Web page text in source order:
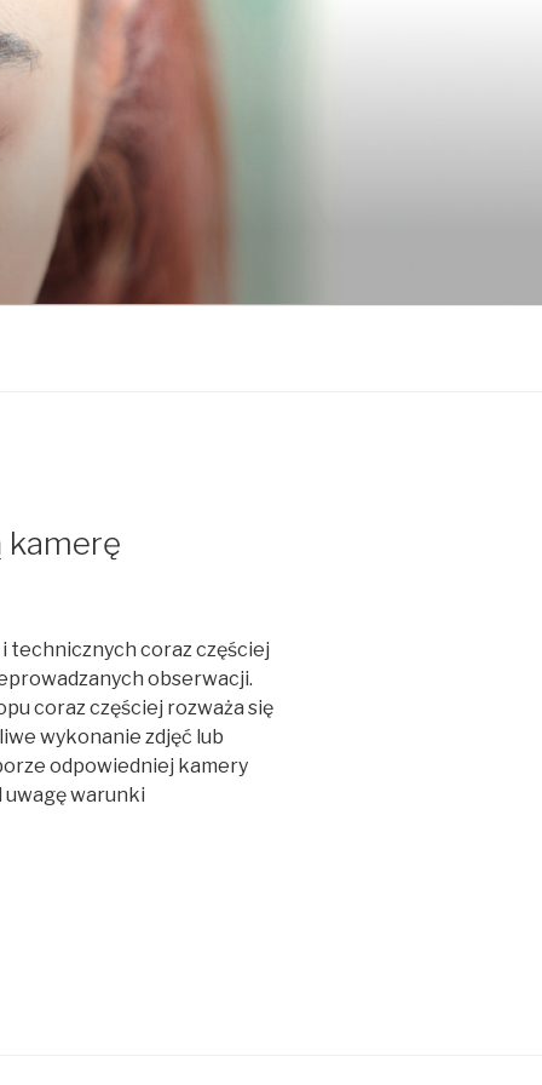
kamerę
technicznych coraz częściej
obserwacji.
coraz częściej rozważa się
wykonanie zdjęć lub
odpowiedniej kamery
uwagę warunki